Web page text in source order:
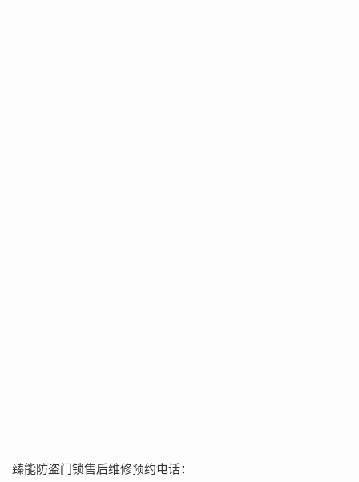
臻能防盗门锁售后维修预约电话：